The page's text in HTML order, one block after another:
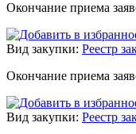
Окончание приема
Вид закупки: Реестр
Окончание приема
Вид закупки: Реестр